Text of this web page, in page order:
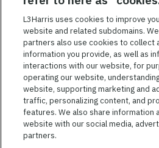
origine nationale, leur handicap ou
combattant, d’innover afin de
coriaces de nos clients.
CONDITIONS GÉNÉRALES
COOKIE SETTINGS
L3Harris uses cookies to improve
website and related subdomains.
partners also use cookies to collect
information you provide, as well as
interactions with our website, for
operating our website,
website, supporting marketing and
traffic, personalizing content, and
features. We also share information
website with our social media,
partners.